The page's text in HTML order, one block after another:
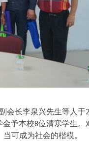
会长李泉兴先生等人于
予本校8位清寒学生。
可成为社会的楷模。